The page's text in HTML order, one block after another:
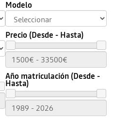
Modelo
Precio (Desde - Hasta)
Año matriculación (Desde -
Hasta)